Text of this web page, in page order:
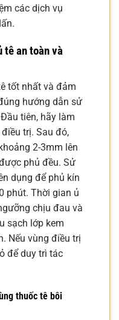
các dịch vụ
têan toàn và
tốt nhất và đảm
hướng dẫn sử
tiên, hãy làm
trị. Sau đó,
2-3mm lên
phủ đều. Sử
dụng để phủ kín
phút. Thời gian ủ
chịu đau và
sạch lớp kem
Nếu vùng điều trị
để duy trì tác
thuốc tê bôi